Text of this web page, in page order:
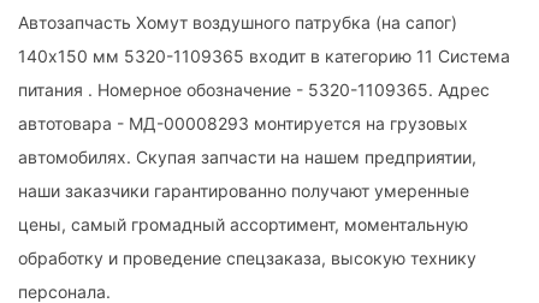
Автозапчасть Хомут воздушного патрубка (на сапог)
140х150 мм 5320-1109365 входит в категорию 11 Система
питания . Номерное обозначение - 5320-1109365. Адрес
автотовара - МД-00008293 монтируется на грузовых
автомобилях. Скупая запчасти на нашем предприятии,
наши заказчики гарантированно получают умеренные
цены, самый громадный ассортимент, моментальную
обработку и проведение спецзаказа, высокую технику
персонала.